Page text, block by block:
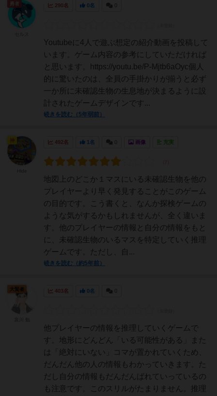
290名 0名
Youtubeに4人で遊ぶ想定の紹介動画を投稿して
います。ゲーム内容の参考にしていただければ
と思います。https://youtu.be/P-Mjtb6aOyc個人
的に驚いたのは、全員の手掛かりが揃うと必ず
一か所に未確認生物の生息地が決まるように設
計されたゲームデザインです...
続きを読む（5年弱前）
492名 1名 画像 充実
地図上のどこか１マスにいる未確認生物を他の
プレイヤーより早く発見することがこのゲーム
の目的です。こう書くと、なんか探検ゲームの
ような気がするかもしれませんが、全く違いま
す。他のプレイヤーの情報と自分の情報をもと
に、未確認生物のいるマスを特定していく推理
ゲームです。ただし、自...
続きを読む（約5年前）
神
403名 0名
他プレイヤーの情報を推理していくゲームで
す。地形にどんどん「いる可能性がある」また
は「絶対にいない」コマが置かれていくため、
だんだん他の人の情報もわかっていきます。た
だし自分の情報もだんだんばれていっているの
も注意です。このスリルがたまりません。推理
大賢者